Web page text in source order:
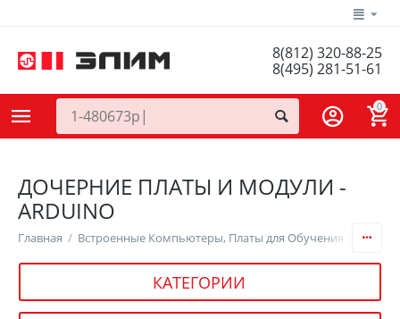
8(812) 320-88-25
8(495) 281-51-61
0
ДОЧЕРНИЕ ПЛАТЫ И МОДУЛИ -
ARDUINO
Главная / Встроенные Компьютеры, Платы для Обучения и
КАТЕГОРИИ